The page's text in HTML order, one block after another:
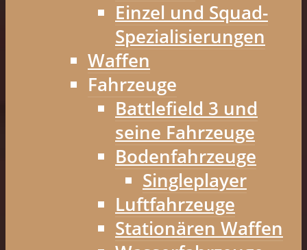
Einzel und Squad-
Spezialisierungen
Waffen
Fahrzeuge
Battlefield 3 und
seine Fahrzeuge
Bodenfahrzeuge
Singleplayer
Luftfahrzeuge
Stationären Waffen